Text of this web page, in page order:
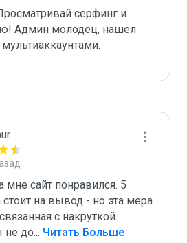
серфинг и
Админ молодец, нашел
сайт понравился. 5
на вывод - но эта мера
с накруткой.
не до... Читать Больше